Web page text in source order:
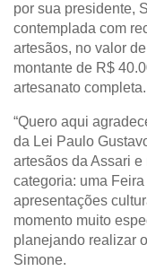
por sua presidente,
contemplada com
artesãos, no valor
montante de R$
artesanato completa.
“Quero aqui
da Lei Paulo
artesãos da Assari
categoria: uma
apresentações
momento muito
planejando realizar
Simone.